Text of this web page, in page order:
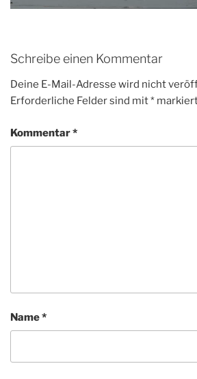
Schreibe einen Kommentar
Deine E-Mail-Adresse wird nicht
Erforderliche Felder sind mit*
Kommentar*
Name*